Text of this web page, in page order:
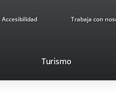
Accesibilidad Trabaja con
TurismoEste
se